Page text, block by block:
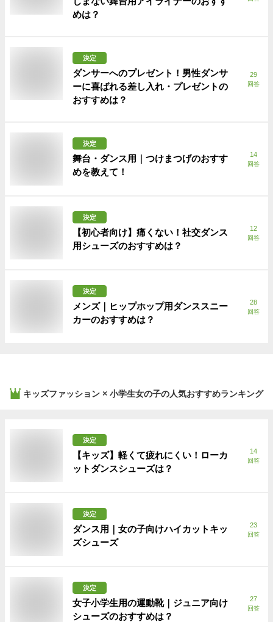
めは？
決定
ダンサーへのプレゼント！男性ダンサ
ーに喜ばれる差し入れ・プレゼントの
おすすめは？
29
回答
決定
舞台・ダンス用｜つけまつげのおすす
めを教えて！
14
回答
決定
【初心者向け】痛くない！社交ダンス
用シューズのおすすめは？
12
回答
決定
メンズ｜ヒップホップ用ダンススニー
カーのおすすめは？
28
回答
キッズファッション × 小学生女の子の人気おすすめランキング
決定
【キッズ】軽くて疲れにくい！ローカ
ットダンスシューズは？
14
回答
決定
ダンス用｜女の子向けハイカットキッ
ズシューズ
23
回答
決定
女子小学生用の運動靴｜ジュニア向け
シューズのおすすめは？
27
回答